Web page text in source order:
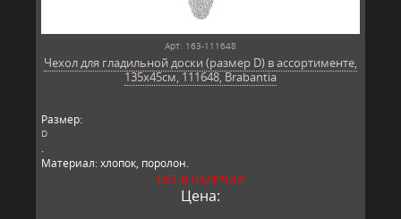
Арт: 163-111648
Чехол для гладильной доски (размер D) в ассортименте,
135x45см, 111648, Brabantia
Размер:
D
.
Материал: хлопок, поролон.
Производитель: Brabantia, Бельгия.
НЕТ В НАЛИЧИИ
Цена: